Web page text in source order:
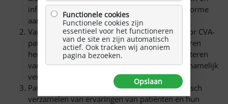
informele zorg. Momenteel ontbreekt een uniforme
aanpak en financiering.
Van CVA-zorg naar NAH-zorg:Door de zorg voor CVA-
patiënten breder te trekken naar niet-aangeboren
hersenletsel (NAH) kunnen meer mensen profiteren
van passende zorg. NAH door een beroerte is namelijk
vergelijkbaar met NAH door andere oorzaken.
Patiënten en naasten betrekken:Het systematisch
verzamelen van ervaringen van patiënten en hun
Functionele cookies
Functionele cookies zijn
essentieel voor het functioneren
van de site en zijn automatisch
actief. Ook tracken wij anoniem
pagina bezoeken.
Opslaan